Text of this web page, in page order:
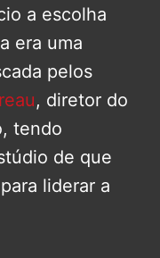
a escolha
era uma
pelos
, diretor do
tendo
de que
liderar a